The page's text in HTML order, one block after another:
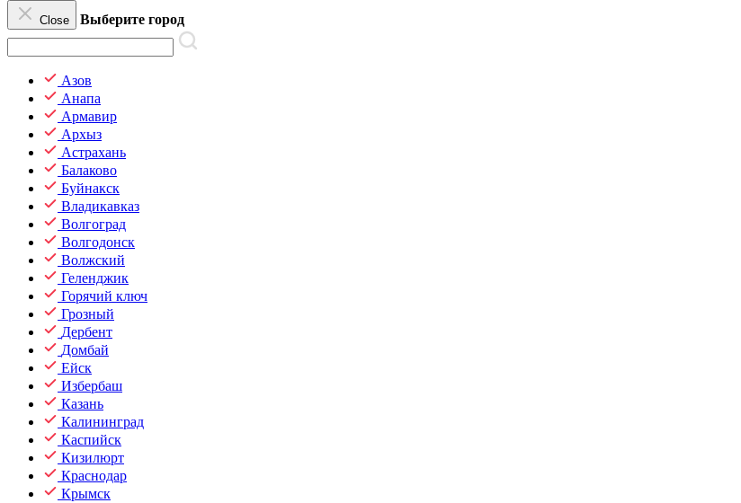
Close Выберите город
Азов
Анапа
Армавир
Архыз
Астрахань
Балаково
Буйнакск
Владикавказ
Волгоград
Волгодонск
Волжский
Геленджик
Горячий ключ
Грозный
Дербент
Домбай
Ейск
Избербаш
Казань
Калининград
Каспийск
Кизилюрт
Краснодар
Крымск